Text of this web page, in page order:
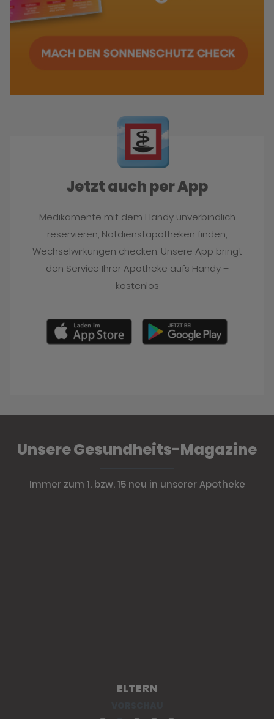
Jetzt auch per App
Medikamente mit dem Handy unverbindlich
reservieren, Notdienstapotheken finden,
Wechselwirkungen checken: Unsere App bringt
den Service Ihrer Apotheke aufs Handy –
kostenlos
Unsere Gesundheits-Magazine
Immer zum 1. bzw. 15 neu in unserer Apotheke
ELTERN